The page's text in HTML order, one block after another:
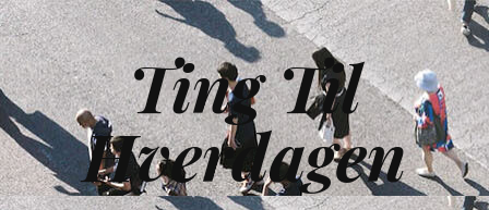
Ting Til
Hverdagen